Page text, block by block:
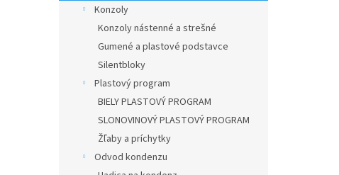
Konzoly
Konzoly nástenné a strešné
Gumené a plastové podstavce
Silentbloky
Plastový program
BIELY PLASTOVÝ PROGRAM
SLONOVINOVÝ PLASTOVÝ PROGRAM
Žľaby a príchytky
Odvod kondenzu